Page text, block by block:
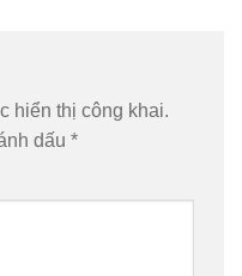
hiển thị công khai.
dấu *